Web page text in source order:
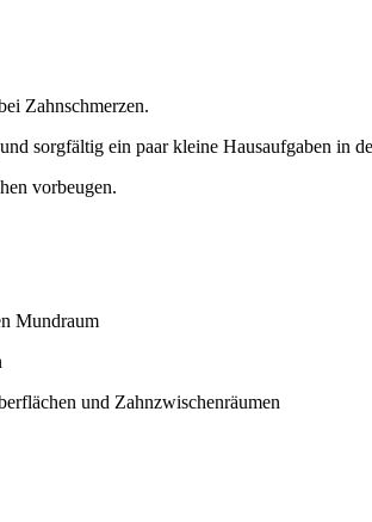
Zahnschmerzen.
sorgfältig ein paar kleine Hausaufgaben in
vorbeugen.
Mundraum
und Zahnzwischenräumen